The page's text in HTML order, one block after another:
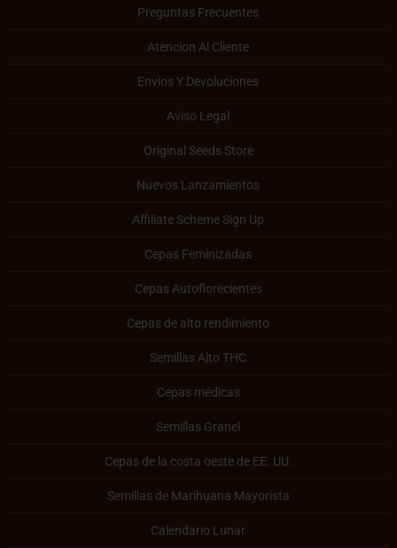
Preguntas Frecuentes
Atencion Al Cliente
Envios Y Devoluciones
Aviso Legal
Original Seeds Store
Nuevos Lanzamientos
Affiliate Scheme Sign Up
Cepas Feminizadas
Cepas Autoflorecientes
Cepas de alto rendimiento
Semillas Alto THC
Cepas médicas
Semillas Granel
Cepas de la costa oeste de EE. UU.
Semillas de Marihuana Mayorista
Calendario Lunar